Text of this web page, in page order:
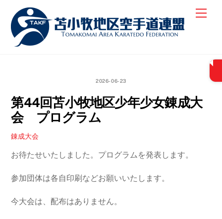
content
2026-06-23
第44回苫小牧地区少年少女錬成大
会 プログラム
錬成大会
お待たせいたしました。プログラムを発表します。
参加団体は各自印刷などお願いいたします。
今大会は、配布はありません。